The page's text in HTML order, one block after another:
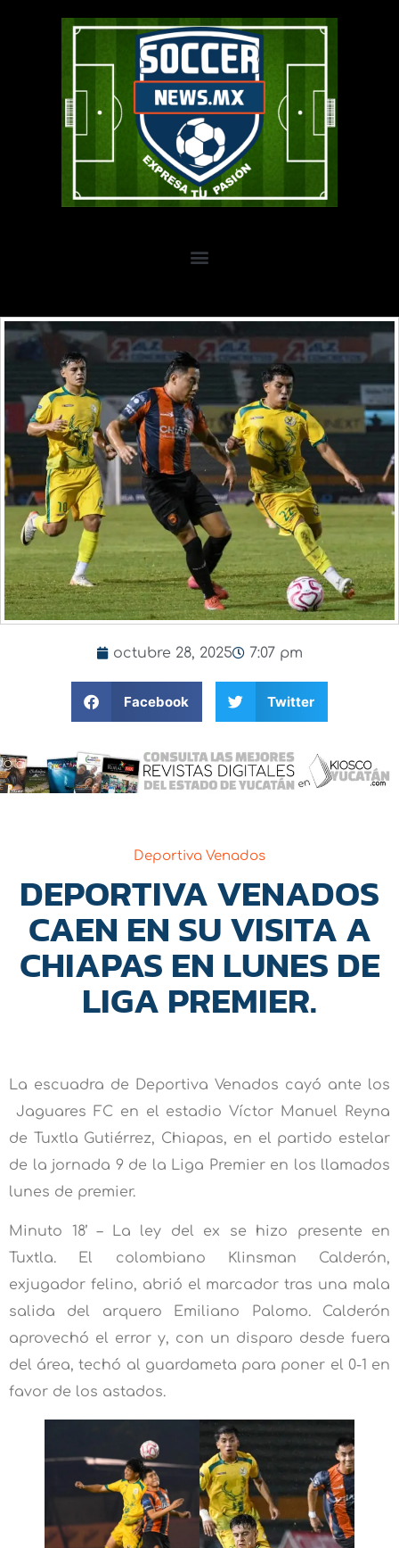
octubre 28, 2025 7:07 pm
Facebook Twitter
Deportiva Venados
DEPORTIVA VENADOS
CAEN EN SU VISITA A
CHIAPAS EN LUNES DE
LIGA PREMIER.
La escuadra de Deportiva Venados cayó ante los
Jaguares FC en el estadio Víctor Manuel Reyna
de Tuxtla Gutiérrez, Chiapas, en el partido estelar
de la jornada 9 de la Liga Premier en los llamados
lunes de premier.
Minuto 18’ – La ley del ex se hizo presente en
Tuxtla. El colombiano Klinsman Calderón,
exjugador felino, abrió el marcador tras una mala
salida del arquero Emiliano Palomo. Calderón
aprovechó el error y, con un disparo desde fuera
del área, techó al guardameta para poner el 0-1 en
favor de los astados.